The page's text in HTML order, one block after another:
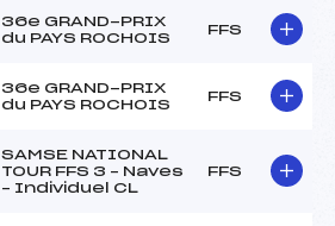
36e GRAND-PRIX
du PAYS ROCHOIS
FFS
36e GRAND-PRIX
du PAYS ROCHOIS
FFS
SAMSE NATIONAL
TOUR FFS 3 – Naves
– Individuel CL
FFS